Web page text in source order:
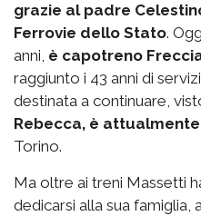
grazie al padre
Ferrovie dello Stato.
anni, è capotreno
raggiunto i 43 anni di
destinata a continuare,
Rebecca, è
Torino.
Ma oltre ai treni Massetti
dedicarsi alla sua famiglia,